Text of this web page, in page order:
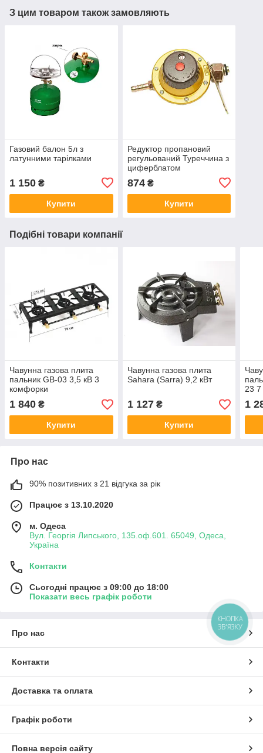
З цим товаром також замовляють
Газовий балон 5л з
латунними тарілками
1 150 ₴
Купити
Редуктор пропановий
регульований Туреччина з
циферблатом
874₴
Купити
Подібні товари компанії
Чавунна газова плита
пальник GB-03 3,5 кВ 3
комфорки
1 840 ₴
Купити
Чавунна газова плита
Sahara (Sarra) 9,2 кВт
1 127₴
Купити
23 7
1
Про нас
90% позитивних з 21 відгука за рік
Працює з 13.10.2020
м. Одеса
Вул. Георгія Липського, 135.оф.601. 65049, Одеса,
Україна
Контакти
Сьогодні працює з 09:00 до 18:00
Показати весь графік роботи
Про нас
Контакти
Доставка та оплата
Графік роботи
Повна версія сайту
КНОПКА
ЗВ'ЯЗКУ